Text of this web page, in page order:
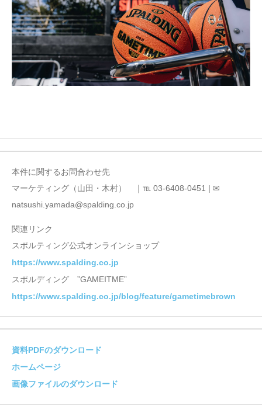
本件に関するお問合わせ先
マーケティング（山田・木村） ｜℡ 03-6408-0451 | ✉
natsushi.yamada@spalding.co.jp
関連リンク
スポルティング公式オンラインショップ
https://www.spalding.co.jp
スポルディング ”GAMEITME”
https://www.spalding.co.jp/blog/feature/gametimebrown
資料PDFのダウンロード
ホームページ
画像ファイルのダウンロード